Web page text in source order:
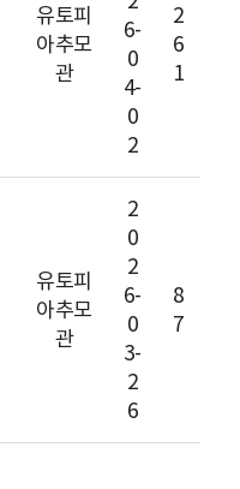
유토피
아추모
관
6-
0
4-
0
2
2
6
1
유토피
아추모
관
2
0
2
6-
0
3-
2
6
8
7